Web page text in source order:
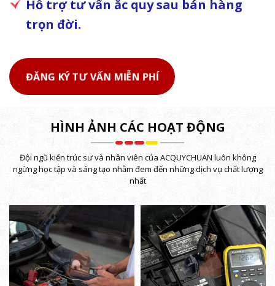
Hỗ trợ tư vấn ắc quy sau bán hàng
trọn đời.
ĐĂNG KÝ TƯ VẤN MIỄN PHÍ
HÌNH ẢNH CÁC HOẠT ĐỘNG
Đội ngũ kiến trúc sư và nhân viên của ACQUYCHUAN luôn không
ngừng học tập và sáng tạo nhằm đem đến những dịch vụ chất lượng
nhất